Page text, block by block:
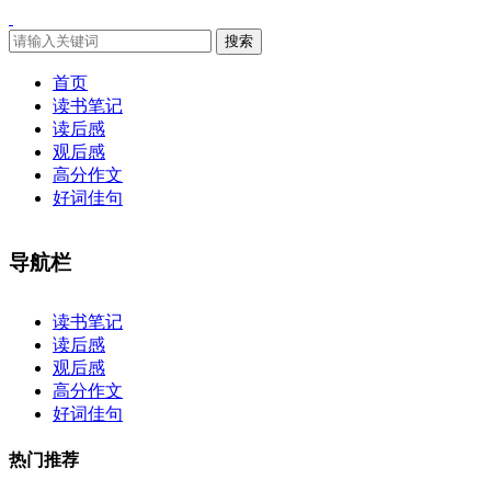
搜索
首页
读书笔记
读后感
观后感
高分作文
好词佳句
导航栏
读书笔记
读后感
观后感
高分作文
好词佳句
热门推荐